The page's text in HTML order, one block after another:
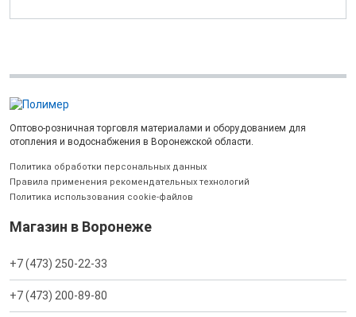
Оптово-розничная торговля материалами и оборудованием для
отопления и водоснабжения в Воронежской области.
Политика обработки персональных данных
Правила применения рекомендательных технологий
Политика использования cookie-файлов
Магазин в Воронеже
+7 (473) 250-22-33
+7 (473) 200-89-80